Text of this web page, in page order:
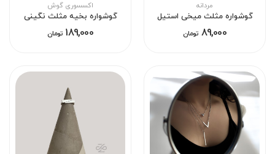
مردانه
گوشواره مثلث میخی استیل
89,000 تومان
اکسسوری گوش
گوشواره بخیه مثلث نگینی
189,000 تومان